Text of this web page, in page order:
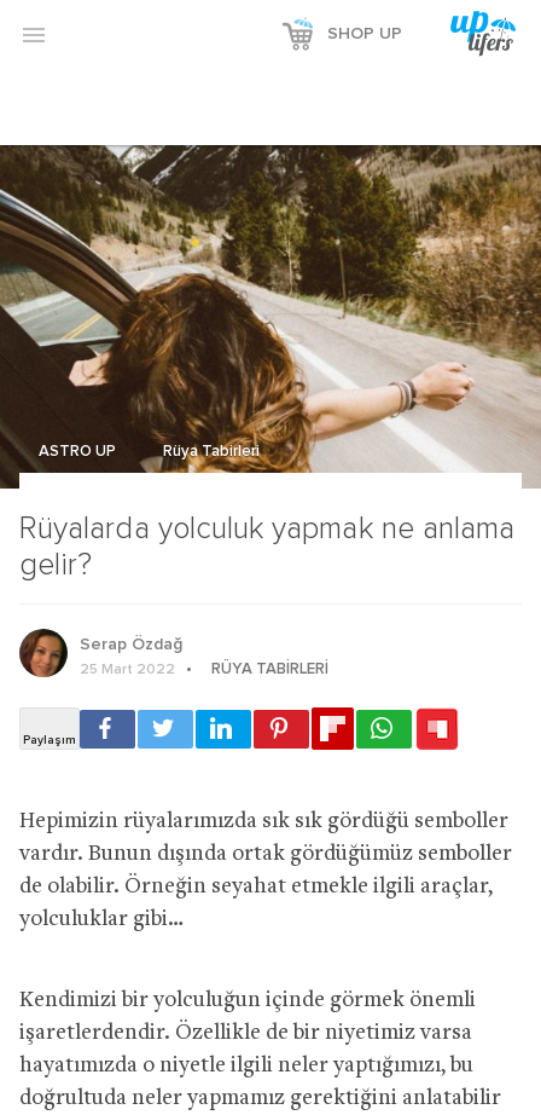
 SHOP UP
Rüyalarda yolculuk yapmak ne anlama
gelir?
ASTRO UP Rüya Tabirleri
Serap Özdağ
25 Mart 2022 RÜYA TABIRLERI
Hepimizin rüyalarımızda sık sık gördüğü semboller
vardır. Bunun dışında ortak gördüğümüz semboller
de olabilir. Örneğin seyahat etmekle ilgili araçlar,
yolculuklar gibi…
Kendimizi bir yolculuğun içinde görmek önemli
işaretlerdendir. Özellikle de bir niyetimiz varsa
hayatımızda o niyetle ilgili neler yaptığımızı, bu
doğrultuda neler yapmamız gerektiğini anlatabilir